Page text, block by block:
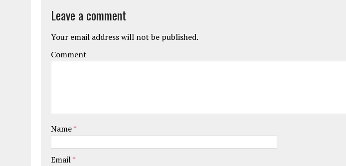
Leave a comment
Your email address will not be published.
Comment
Name*
Email*